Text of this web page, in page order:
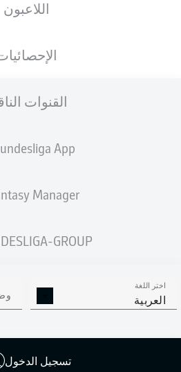
اللاعبون
القنوات
App
Manager
GROUP
اختر اللغة
العربية
تسجيل الدخول
إعلان